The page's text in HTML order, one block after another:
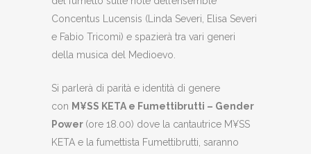
Concentus Lucensis (Linda Severi, Elisa Severi
e Fabio Tricomi) e spazierà tra vari generi
della musica del Medioevo.
Si parlerà di parità e identità di genere
con M¥SS KETA e Fumettibrutti – Gender
Power (ore 18.00) dove la cantautrice M¥SS
KETA e la fumettista Fumettibrutti, saranno